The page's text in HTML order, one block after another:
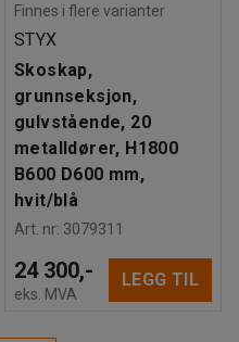
Finnes i flere varianter
STYX
Skoskap,
grunnseksjon,
gulvstående, 20
metalldører, H1800
B600 D600 mm,
hvit/blå
Art. nr: 3079311
24 300,-
eks. MVA
LEGG TIL